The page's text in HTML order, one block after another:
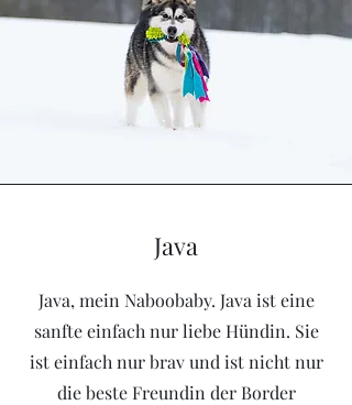
Java
Java, mein Naboobaby. Java ist eine
sanfte einfach nur liebe Hündin. Sie
ist einfach nur brav und ist nicht nur
die beste Freundin der Border